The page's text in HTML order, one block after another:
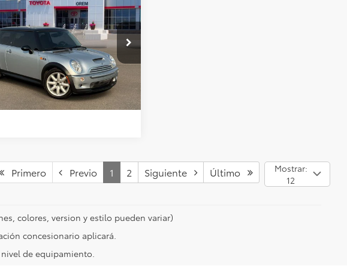
Hardtop
de precio
Valores:U17760B
0511
mi Ext. Int.
PRECIO DE INTERNET
Less
Doc Fee
$499
HAZ UNA PREGUNTA
Primero Previo 1 2 Siguiente Último
Mostrar:
12
colores, version y estilo pueden variar)
concesionario aplicará.
de equipamiento.